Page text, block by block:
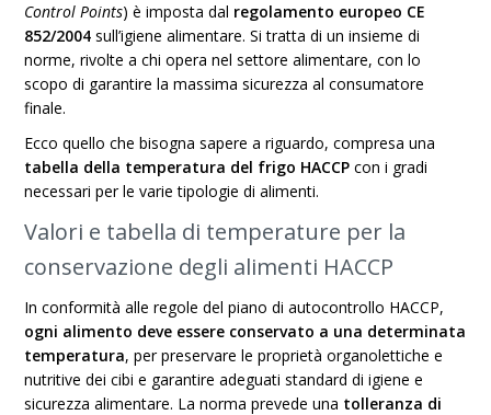
Control Points) è imposta dal regolamento europeo CE
852/2004 sull’igiene alimentare. Si tratta di un insieme di
norme, rivolte a chi opera nel settore alimentare, con lo
scopo di garantire la massima sicurezza al consumatore
finale.
Ecco quello che bisogna sapere a riguardo, compresa una
tabella della temperatura del frigo HACCP con i gradi
necessari per le varie tipologie di alimenti.
Valori e tabella di temperature per la
conservazione degli alimenti HACCP
In conformità alle regole del piano di autocontrollo HACCP,
ogni alimento deve essere conservato a una determinata
temperatura, per preservare le proprietà organolettiche e
nutritive dei cibi e garantire adeguati standard di igiene e
sicurezza alimentare. La norma prevede una tolleranza di